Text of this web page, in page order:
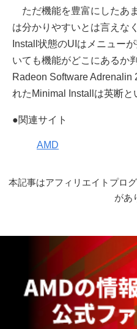
ただ機能を豊富にしたあ
は分かりやすいとは言えな
Install状態のUIはメニュー
いても機能がどこにあるか
Radeon Software Adrenalin
れたMinimal Installは英断と
●関連サイト
AMD
本記事はアフィリエイトプロ
があ